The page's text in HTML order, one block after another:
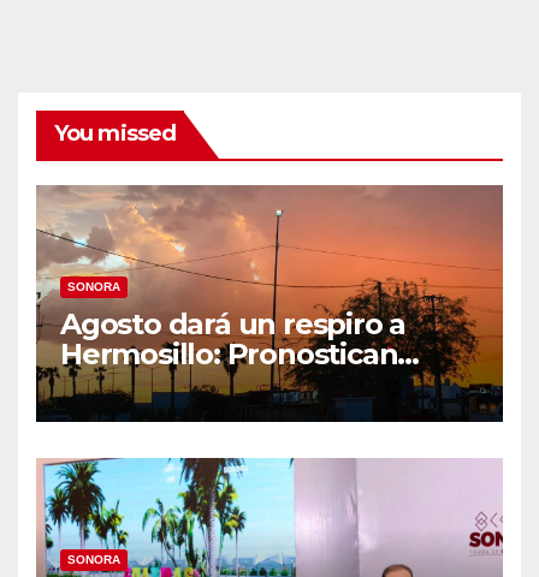
You missed
SONORA
Agosto dará un respiro a
Hermosillo: Pronostican
semana lluviosa y
temperaturas de hasta 34°C
SONORA